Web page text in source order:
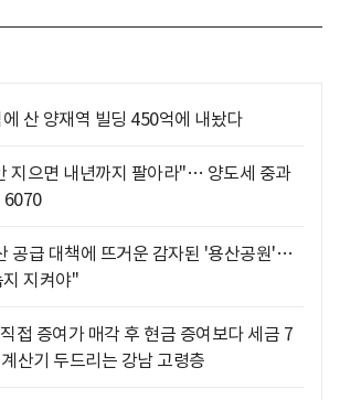
산 양재역 빌딩 450억에 내놨다
지으면 내년까지 팔아라"… 양도세 중과
6070
공급 대책에 뜨거운 감자된 '용산공원'…
지켜야"
접 증여가 매각 후 현금 증여보다 세금 7
산기 두드리는 강남 고령층